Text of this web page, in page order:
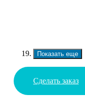
Показать еще
Сделать заказ